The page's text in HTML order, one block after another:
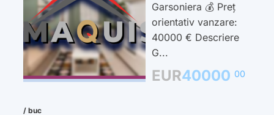
Garsoniera 💰 Preț
orientativ vanzare:
40000 € Descriere
G...
EUR40000 00
/ buc